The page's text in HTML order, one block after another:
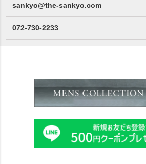
sankyo@the-sankyo.com
072-730-2233